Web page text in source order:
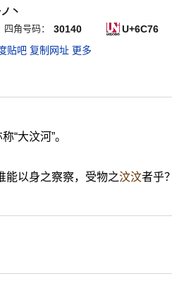
丶
四角号码： 30140 U+6C76
贴吧 复制网址 更多
“大汶河”。
能以身之察察，受物之汶汶者乎